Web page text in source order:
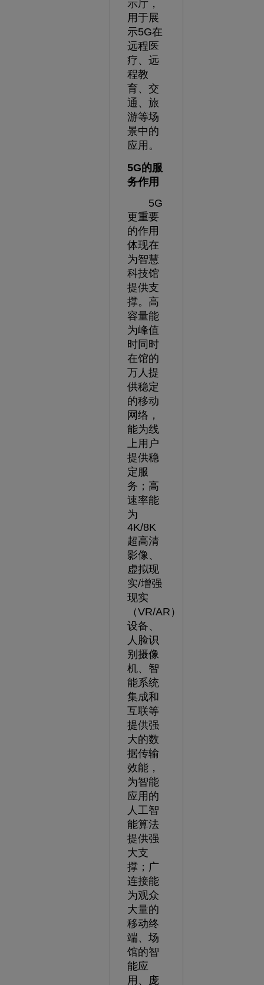
示厅，
用于展
示5G在
远程医
疗、远
程教
育、交
通、旅
游等场
景中的
应用。
5G的服
务作用
5G
更重要
的作用
体现在
为智慧
科技馆
提供支
撑。高
容量能
为峰值
时同时
在馆的
万人提
供稳定
的移动
网络，
能为线
上用户
提供稳
定服
务；高
速率能
为
4K/8K
超高清
影像、
虚拟现
实/增强
现实
（VR/AR）
设备、
人脸识
别摄像
机、智
能系统
集成和
互联等
提供强
大的数
据传输
效能，
为智能
应用的
人工智
能算法
提供强
大支
撑；广
连接能
为观众
大量的
移动终
端、场
馆的智
能应
用、庞